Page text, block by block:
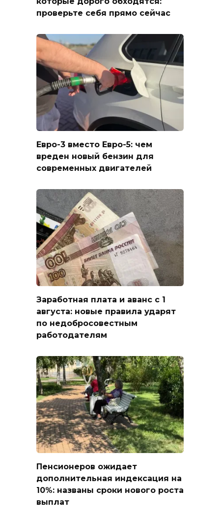
проверьте себя прямо сейчас
Евро-3 вместо Евро-5: чем
вреден новый бензин для
современных двигателей
Заработная плата и аванс с 1
августа: новые правила ударят
по недобросовестным
работодателям
Пенсионеров ожидает
дополнительная индексация на
10%: названы сроки нового роста
выплат